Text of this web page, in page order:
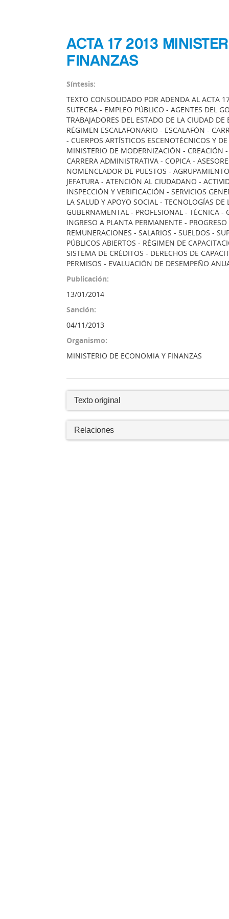
ACTA 17 2013
FINANZAS
Síntesis:
TEXTO CONSOLIDADO POR ADENDA AL ACTA
SUTECBA - EMPLEO PÚBLICO - AGENTES DEL
TRABAJADORES DEL ESTADO DE LA CIUDAD
RÉGIMEN ESCALAFONARIO - ESCALAFÓN -
- CUERPOS ARTÍSTICOS ESCENOTÉCNICOS Y
MINISTERIO DE MODERNIZACIÓN - CREACIÓN
CARRERA ADMINISTRATIVA - COPICA -
NOMENCLADOR DE PUESTOS -
JEFATURA - ATENCIÓN AL CIUDADANO -
INSPECCIÓN Y VERIFICACIÓN - SERVICIOS
LA SALUD Y APOYO SOCIAL - TECNOLOGÍAS
GUBERNAMENTAL - PROFESIONAL - TÉCNICA
INGRESO A PLANTA PERMANENTE -
REMUNERACIONES - SALARIOS - SUELDOS -
PÚBLICOS ABIERTOS - RÉGIMEN DE
SISTEMA DE CRÉDITOS - DERECHOS DE
PERMISOS - EVALUACIÓN DE DESEMPEÑO
Publicación:
13/01/2014
Sanción:
04/11/2013
Organismo:
MINISTERIO DE ECONOMIA Y FINANZAS
Texto original
Relaciones